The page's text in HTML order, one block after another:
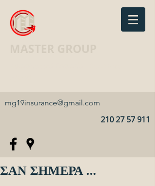
mg19insurance@gmail.com
210 27 57 911
ΣΑΝ ΣΗΜΕΡΑ ...